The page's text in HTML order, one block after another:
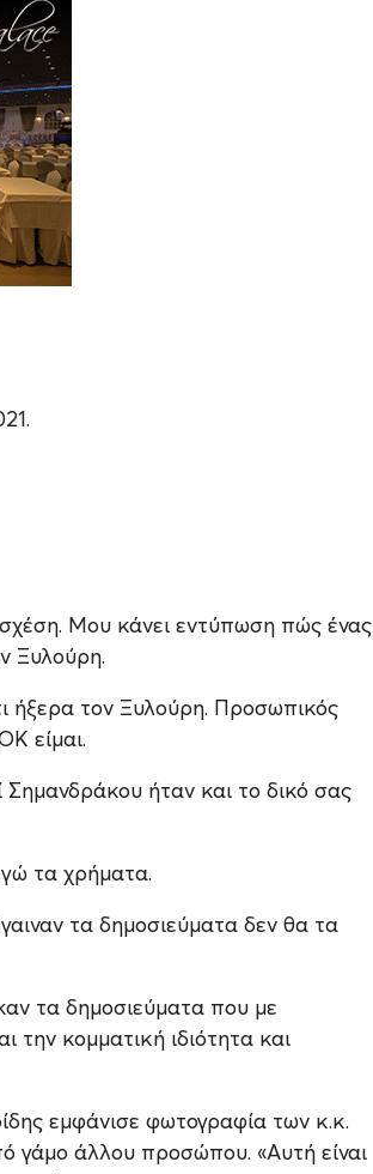
Μου κάνει εντύπωση πώς ένας
Ξυλούρη.
ήξερα τον Ξυλούρη. Προσωπικός
είμαι.
ήταν και το δικό σας
τα χρήματα.
τα δημοσιεύματα δεν θα τα
τα δημοσιεύματα που με
την κομματική ιδιότητα και
εμφάνισε φωτογραφία των κ.κ.
γάμο άλλου προσώπου. «Αυτή είναι